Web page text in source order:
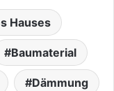
Hauses
Baumaterial
Dämmung